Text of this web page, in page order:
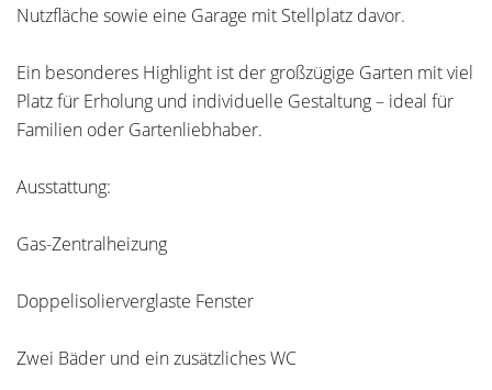
Nutzfläche sowie eine Garage mit Stellplatz davor.
Ein besonderes Highlight ist der großzügige Garten mit viel
Platz für Erholung und individuelle Gestaltung – ideal für
Familien oder Gartenliebhaber.
Ausstattung:
Gas-Zentralheizung
Doppelisolierverglaste Fenster
Zwei Bäder und ein zusätzliches WC